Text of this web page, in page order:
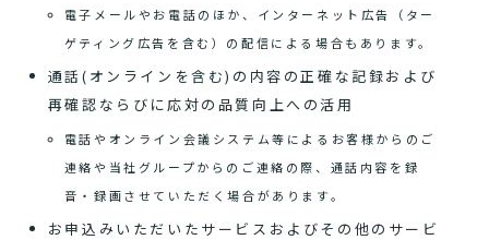
電子メールやお電話のほか、インターネット広告（ター
ゲティング広告を含む）の配信による場合もあります。
通話(オンラインを含む)の内容の正確な記録および
再確認ならびに応対の品質向上への活用
電話やオンライン会議システム等によるお客様からのご
連絡や当社グループからのご連絡の際、通話内容を録
音・録画させていただく場合があります。
お申込みいただいたサービスおよびその他のサービ